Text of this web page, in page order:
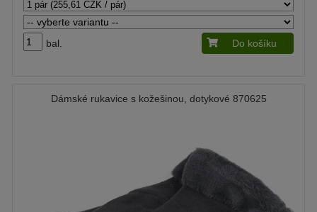
bal. Do košíku
Dámské rukavice s kožešinou, dotykové 870625